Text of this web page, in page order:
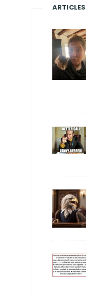
ARTICLES